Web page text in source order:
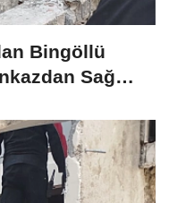
Bingöllü
Sağ